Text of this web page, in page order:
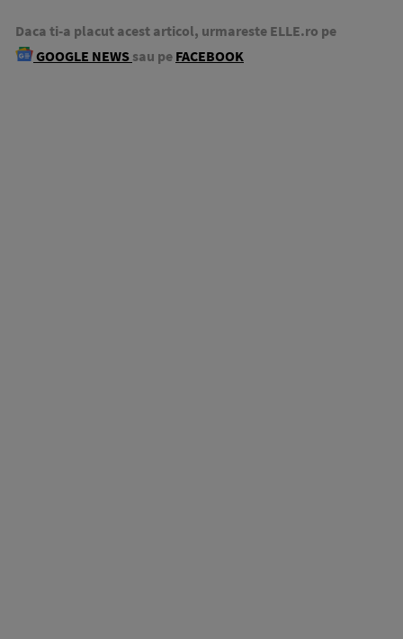
Daca ti-a placut acest articol, urmareste ELLE.ro pe
GOOGLE NEWS sau pe FACEBOOK